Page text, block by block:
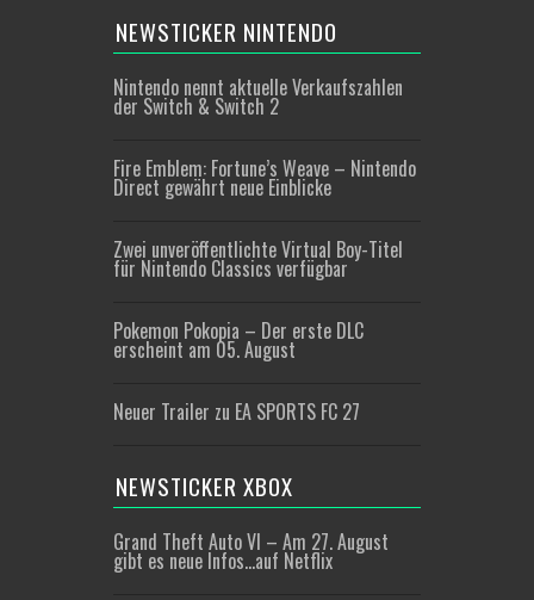
NEWSTICKER NINTENDO
Nintendo nennt aktuelle Verkaufszahlen
der Switch & Switch 2
Fire Emblem: Fortune’s Weave – Nintendo
Direct gewährt neue Einblicke
Zwei unveröffentlichte Virtual Boy-Titel
für Nintendo Classics verfügbar
Pokemon Pokopia – Der erste DLC
erscheint am 05. August
Neuer Trailer zu EA SPORTS FC 27
NEWSTICKER XBOX
Grand Theft Auto VI – Am 27. August
gibt es neue Infos…auf Netflix